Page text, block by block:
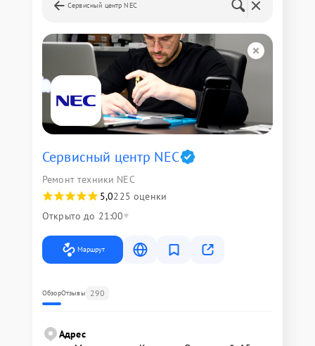
Сервисный центр NEC
Сервисный центр NEC
Ремонт техники NEC
5,0225 оценки
Открыто до 21:00
Маршрут
ОбзорОтзывы 290
Адрес